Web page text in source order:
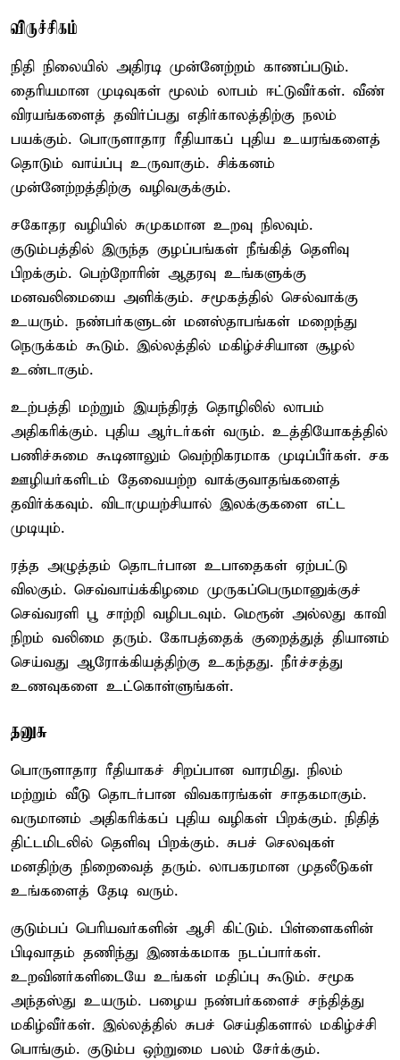
விருச்சிகம்
நிதி நிலையில் அதிரடி முன்னேற்றம் காணப்படும்.
தைரியமான முடிவுகள் மூலம் லாபம் ஈட்டுவீர்கள். வீண்
விரயங்களைத் தவிர்ப்பது எதிர்காலத்திற்கு நலம்
பயக்கும். பொருளாதார ரீதியாகப் புதிய உயரங்களைத்
தொடும் வாய்ப்பு உருவாகும். சிக்கனம்
முன்னேற்றத்திற்கு வழிவகுக்கும்.
சகோதர வழியில் சுமுகமான உறவு நிலவும்.
குடும்பத்தில் இருந்த குழப்பங்கள் நீங்கித் தெளிவு
பிறக்கும். பெற்றோரின் ஆதரவு உங்களுக்கு
மனவலிமையை அளிக்கும். சமூகத்தில் செல்வாக்கு
உயரும். நண்பர்களுடன் மனஸ்தாபங்கள் மறைந்து
நெருக்கம் கூடும். இல்லத்தில் மகிழ்ச்சியான சூழல்
உண்டாகும்.
உற்பத்தி மற்றும் இயந்திரத் தொழிலில் லாபம்
அதிகரிக்கும். புதிய ஆர்டர்கள் வரும். உத்தியோகத்தில்
பணிச்சுமை கூடினாலும் வெற்றிகரமாக முடிப்பீர்கள். சக
ஊழியர்களிடம் தேவையற்ற வாக்குவாதங்களைத்
தவிர்க்கவும். விடாமுயற்சியால் இலக்குகளை எட்ட
முடியும்.
ரத்த அழுத்தம் தொடர்பான உபாதைகள் ஏற்பட்டு
விலகும். செவ்வாய்க்கிழமை முருகப்பெருமானுக்குச்
செவ்வரளி பூ சாற்றி வழிபடவும். மெரூன் அல்லது காவி
நிறம் வலிமை தரும். கோபத்தைக் குறைத்துத் தியானம்
செய்வது ஆரோக்கியத்திற்கு உகந்தது. நீர்ச்சத்து
உணவுகளை உட்கொள்ளுங்கள்.
தனுசு
பொருளாதார ரீதியாகச் சிறப்பான வாரமிது. நிலம்
மற்றும் வீடு தொடர்பான விவகாரங்கள் சாதகமாகும்.
வருமானம் அதிகரிக்கப் புதிய வழிகள் பிறக்கும். நிதித்
திட்டமிடலில் தெளிவு பிறக்கும். சுபச் செலவுகள்
மனதிற்கு நிறைவைத் தரும். லாபகரமான முதலீடுகள்
உங்களைத் தேடி வரும்.
குடும்பப் பெரியவர்களின் ஆசி கிட்டும். பிள்ளைகளின்
பிடிவாதம் தணிந்து இணக்கமாக நடப்பார்கள்.
உறவினர்களிடையே உங்கள் மதிப்பு கூடும். சமூக
அந்தஸ்து உயரும். பழைய நண்பர்களைச் சந்தித்து
மகிழ்வீர்கள். இல்லத்தில் சுபச் செய்திகளால் மகிழ்ச்சி
பொங்கும். குடும்ப ஒற்றுமை பலம் சேர்க்கும்.